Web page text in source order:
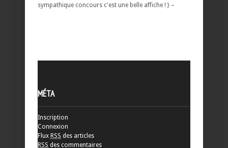
sympathique concours c'est une belle affiche ! } –
MÉTA
Inscription
Connexion
Flux RSS des articles
RSS des commentaires